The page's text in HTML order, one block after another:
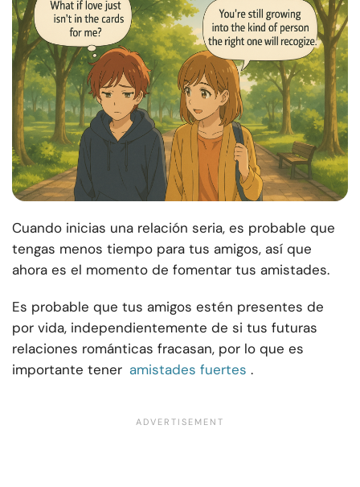
Cuando inicias una relación seria, es probable que
tengas menos tiempo para tus amigos, así que
ahora es el momento de fomentar tus amistades.
Es probable que tus amigos estén presentes de
por vida, independientemente de si tus futuras
relaciones románticas fracasan, por lo que es
importante tener amistades fuertes .